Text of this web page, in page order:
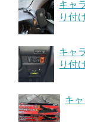
キャ
り付
キャ
り付
キ